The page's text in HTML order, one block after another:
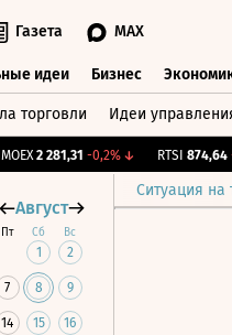
Газета MAX
идеи Бизнес
торговли Идеи
2 281,31 -0,2%↓ RTSI 874,64 -
Ситуация
Август
Пт Сб Вс
1 2
7 8 9
14 15 16